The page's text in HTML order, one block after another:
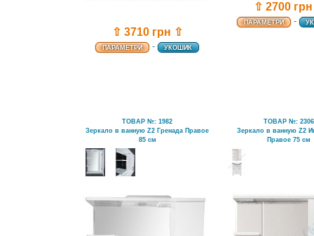
⇧ 3710 грн ⇧
ПАРАМЕТРИ - УКОШИК
⇧ 2700
ПАРАМЕТРИ -
ТОВАР №: 1982
Зеркало в ванную Z2 Гренада Правое
85 см
ТОВАР №: 2306
Зеркало в ванную Z2
Правое 75 см